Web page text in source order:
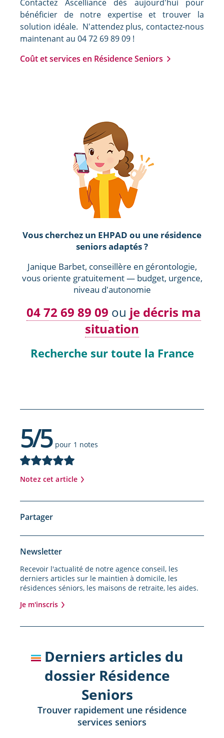
Contactez Ascelliance dès aujourd'hui pour
bénéficier de notre expertise et trouver la
solution idéale. N'attendez plus, contactez-nous
maintenant au 04 72 69 89 09 !
Coût et services en Résidence Seniors
Vous cherchez un EHPAD ou une résidence
seniors adaptés ?
Janique Barbet, conseillère en gérontologie,
vous oriente gratuitement — budget, urgence,
niveau d'autonomie
04 72 69 89 09 ou je décris ma
situation
Recherche sur toute la France
5/5pour 1 notes
Notez cet article
Newsletter
Recevoir l'actualité de notre agence conseil, les
derniers articles sur le maintien à domicile, les
résidences séniors, les maisons de retraite, les aides.
Je m'inscris
Partager
Derniers articles du
dossier Résidence
Seniors
Trouver rapidement une résidence
services seniors